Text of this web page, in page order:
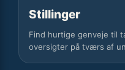
Stillinger
Find hurtige genveje til
oversigter på tværs af